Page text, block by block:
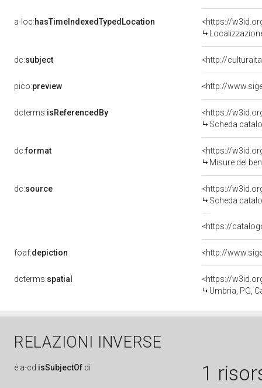
a-loc:hasTimeIndexedTypedLocation
<https://
dc:subject <http://
pico:preview
dcterms:isReferencedBy
<https://
Scheda
dc:format
<https://
Misure del
dc:source
<https://
Scheda
<https://
foaf:depiction
dcterms:spatial
<https://
Umbria, PG,
RELAZIONI INVERSE
è a-cd:isSubjectOf di 1